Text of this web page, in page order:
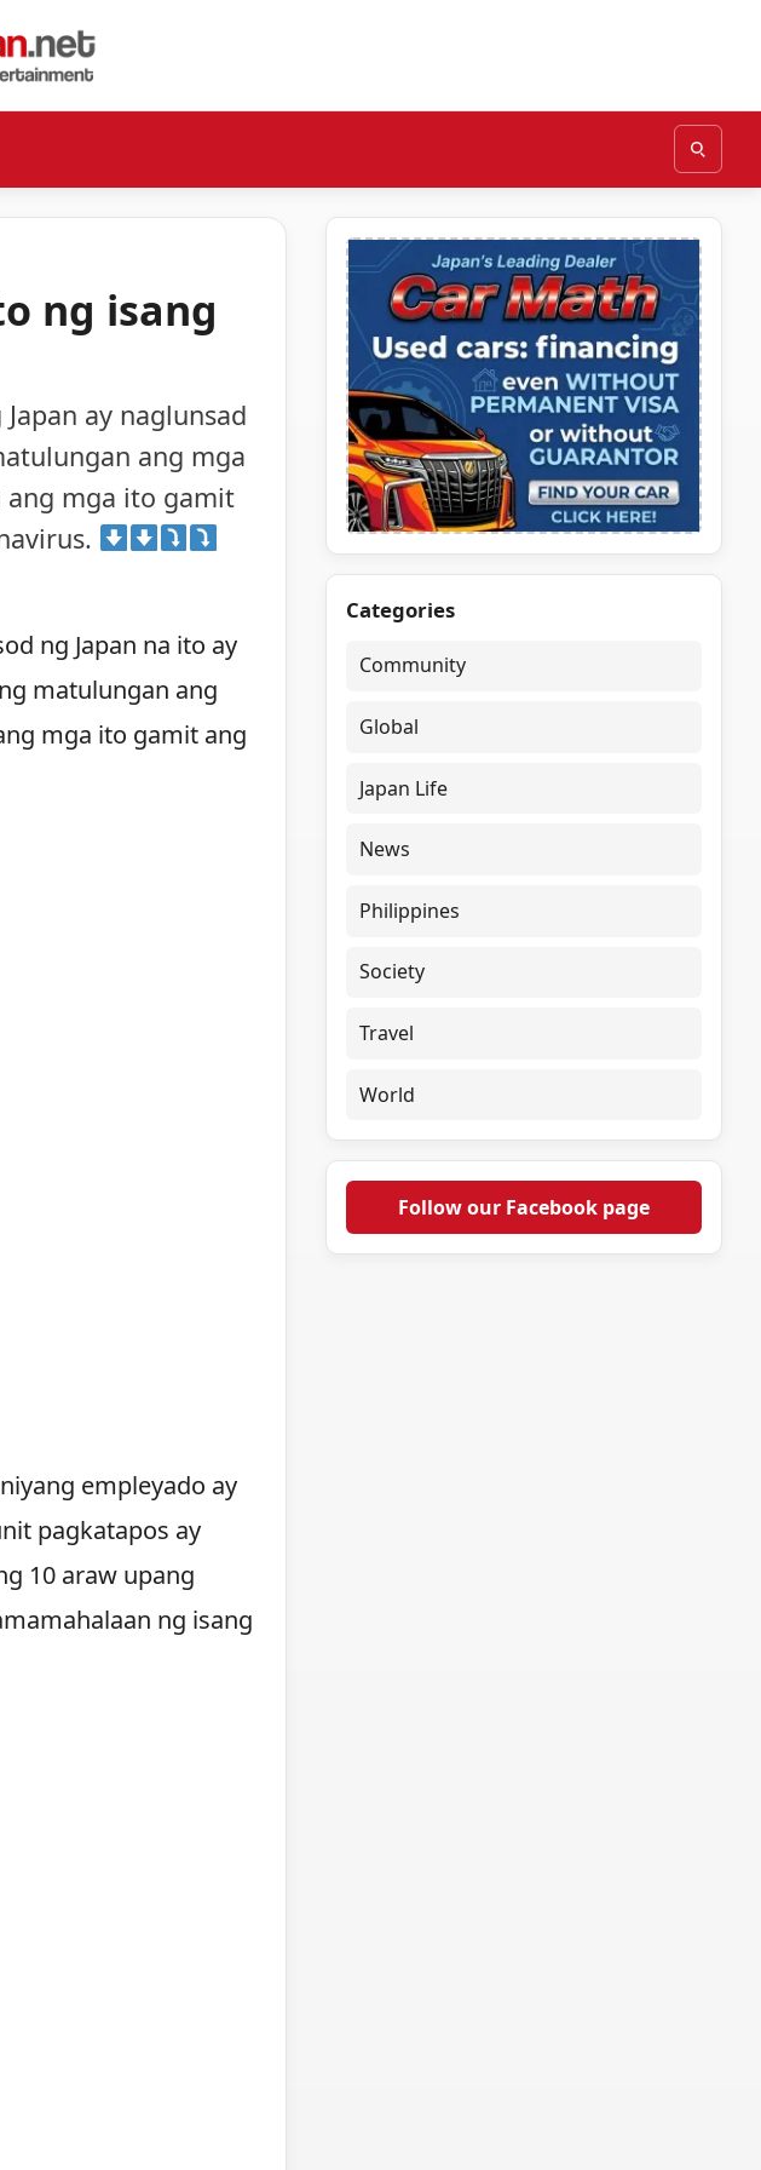
ng isang
ay naglunsad
ang mga
ang mga ito gamit
ng Japan na ito ay
matulungan ang
mga ito gamit ang
empleyado ay
pagkatapos ay
10 araw upang
ng isang
Categories
Community
Global
Japan Life
News
Philippines
Society
Travel
World
Follow our Facebook page